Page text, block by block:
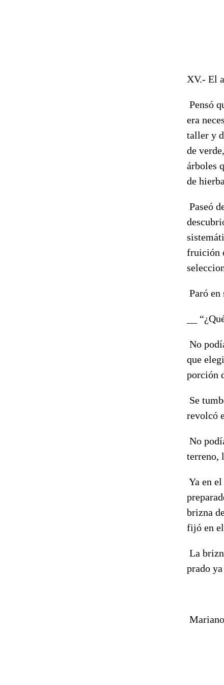
XV.- El
Pensó
era
taller y
de
árboles
de
Paseó
fruición
Paró en
__
No
que
porción
Se
revolcó
No
terreno,
Ya en
brizna
fijó en
La
prado